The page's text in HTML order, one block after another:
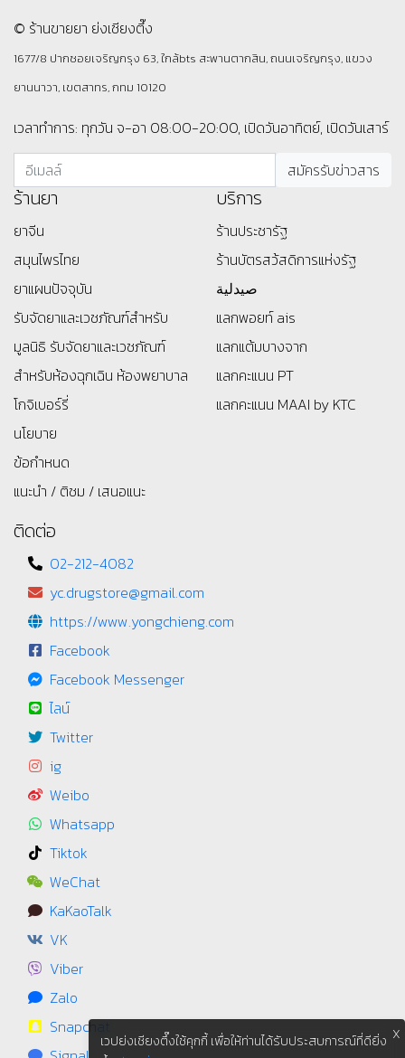
© ร้านขายยา ย่งเชียงตึ๊ง
1677/8 ปากซอยเจริญกรุง 63, ใกล้bts สะพานตากสิน, ถนนเจริญกรุง, แขวง
ยานนาวา, เขตสาทร, กทม 10120
เวลาทำการ: ทุกวัน จ-อา 08:00-20:00, เปิดวันอาทิตย์, เปิดวันเสาร์
ร้านยา
ยาจีน
สมุนไพรไทย
ยาแผนปัจจุบัน
รับจัดยาและเวชภัณฑ์สำหรับ
มูลนิธิ รับจัดยาและเวชภัณฑ์
สำหรับห้องฉุกเฉิน ห้องพยาบาล
โกจิเบอร์รี่
นโยบาย
ข้อกำหนด
แนะนำ / ติชม / เสนอแนะ
บริการ
ร้านประชารัฐ
ร้านบัตรสว้สดิการแห่งรัฐ
صيدلية
แลกพอยท์ ais
แลกแต้มบางจาก
แลกคะแนน PT
แลกคะแนน MAAI by KTC
ติดต่อ
02-212-4082
yc.drugstore@gmail.com
https://www.yongchieng.com
Facebook
Facebook Messenger
ไลน์
Twitter
ig
Weibo
Whatsapp
Tiktok
WeChat
KaKaoTalk
VK
Viber
Zalo
Snapchat
X
เวปย่งเชียงตึ๊งใช้คุกกี้ เพื่อให้ท่านได้รับประสบการณ์ที่ดียิ่ง